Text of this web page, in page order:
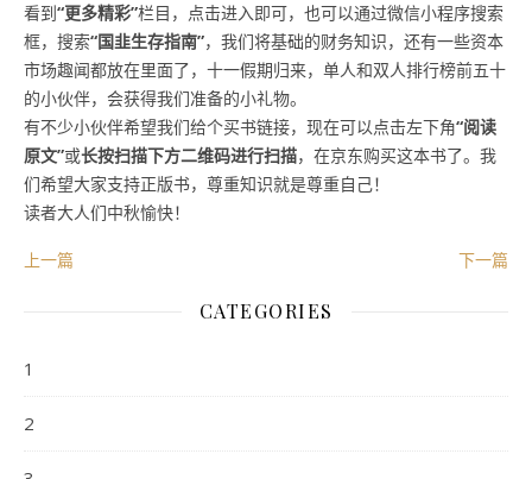
看到“更多精彩”栏目，点击进入即可，也可以通过微信小程序搜索
框，搜索“国韭生存指南”，我们将基础的财务知识，还有一些资本
市场趣闻都放在里面了，十一假期归来，单人和双人排行榜前五十
的小伙伴，会获得我们准备的小礼物。
有不少小伙伴希望我们给个买书链接，现在可以点击左下角“阅读
原文”或长按扫描下方二维码进行扫描，在京东购买这本书了。我
们希望大家支持正版书，尊重知识就是尊重自己！
读者大人们中秋愉快！
上一篇 下一篇
CATEGORIES
1
2